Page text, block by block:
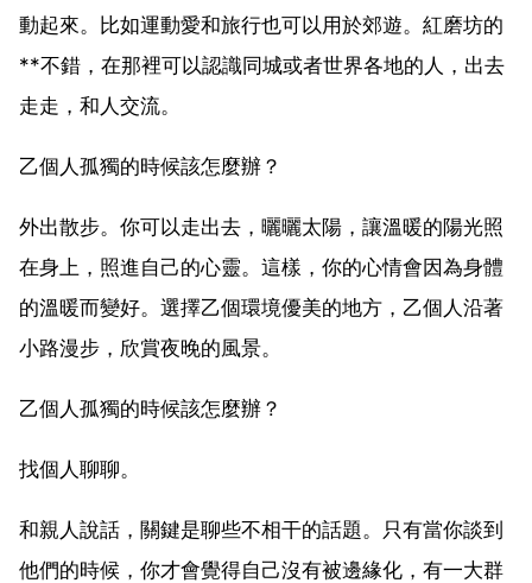
動起來。比如運動愛和旅行也可以用於郊遊。紅磨坊的
**不錯，在那裡可以認識同城或者世界各地的人，出去
走走，和人交流。
乙個人孤獨的時候該怎麼辦？
外出散步。你可以走出去，曬曬太陽，讓溫暖的陽光照
在身上，照進自己的心靈。這樣，你的心情會因為身體
的溫暖而變好。選擇乙個環境優美的地方，乙個人沿著
小路漫步，欣賞夜晚的風景。
乙個人孤獨的時候該怎麼辦？
找個人聊聊。
和親人說話，關鍵是聊些不相干的話題。只有當你談到
他們的時候，你才會覺得自己沒有被邊緣化，有一大群